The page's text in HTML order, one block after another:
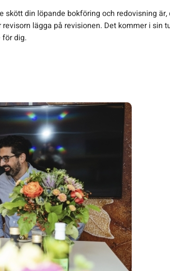
skött din löpande bokföring och redovisning
revisorn lägga på revisionen. Det kommer i sin
dig.